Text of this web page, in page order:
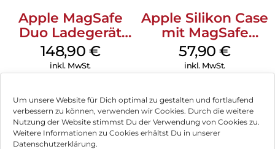
Um unsere Website für Dich optimal zu gestalten und fortlaufend
verbessern zu können, verwenden wir Cookies. Durch die weitere
Nutzung der Website stimmst Du der Verwendung von Cookies zu.
Weitere Informationen zu Cookies erhältst Du in unserer
Datenschutzerklärung.
verdeckten Öffnungen für Lautsprecher oder Mikrofone und
erst recht keine Blasen unter dem Schutzglas.
Apple MagSafe
Duo Ladegerät
Weiß
148,90 €
inkl. MwSt.
Apple Silikon Case
mit MagSafe
iPhone 14 Pro
(PRODUCT)RED
57,90€
inkl. MwSt.
Impressum